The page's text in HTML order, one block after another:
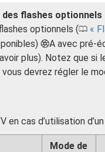
flashes optionnels
optionnels (0
qA avec pré-
plus). Notez que
devrez régler le
en cas d’utilisation
Mode de